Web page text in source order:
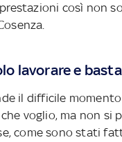
così non
lavorare e
il difficile
voglio, ma non si
come sono stati